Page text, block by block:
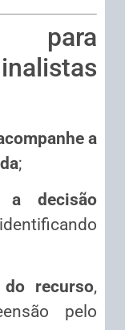
para
a
;
a decisão
recurso,
pelo